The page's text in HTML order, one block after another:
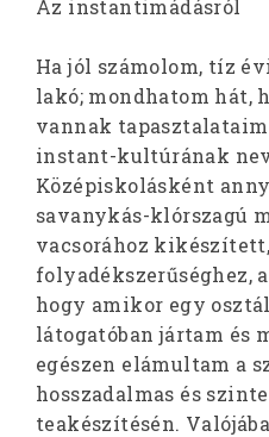
Az instantimádásról
Ha jól számolom, tíz
lakó; mondhatom hát,
vannak
instant-kultúrának
Középiskolásként
savanykás-klórszagú
vacsorához
folyadékszerűséghez,
hogy amikor egy
látogatóban jártam és
egészen elámultam a
hosszadalmas és
teakészítésén.